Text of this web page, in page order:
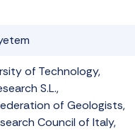
of Technology,
S.L.,
of Geologists,
Council of Italy,